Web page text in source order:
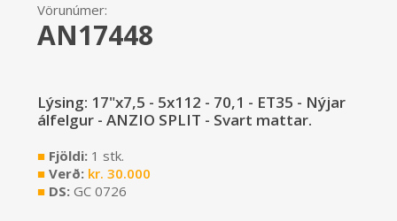
Vörunúmer:
AN17448
Lýsing: 17"x7,5 - 5x112 - 70,1 - ET35 - Nýjar
álfelgur - ANZIO SPLIT - Svart mattar.
■Fjöldi: 1 stk.
■Verð: kr. 30.000
■DS: GC 0726